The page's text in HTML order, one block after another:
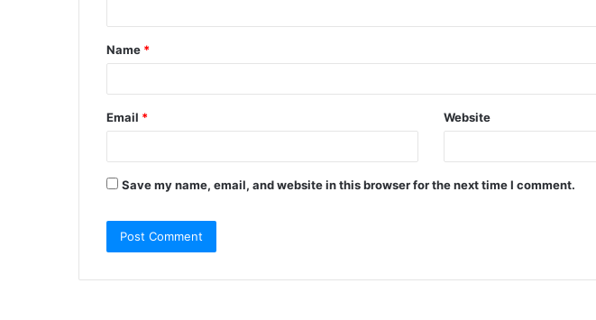
t
*
Name *
Email * Website
Save my name, email, and website in this browser for the next time I comment.